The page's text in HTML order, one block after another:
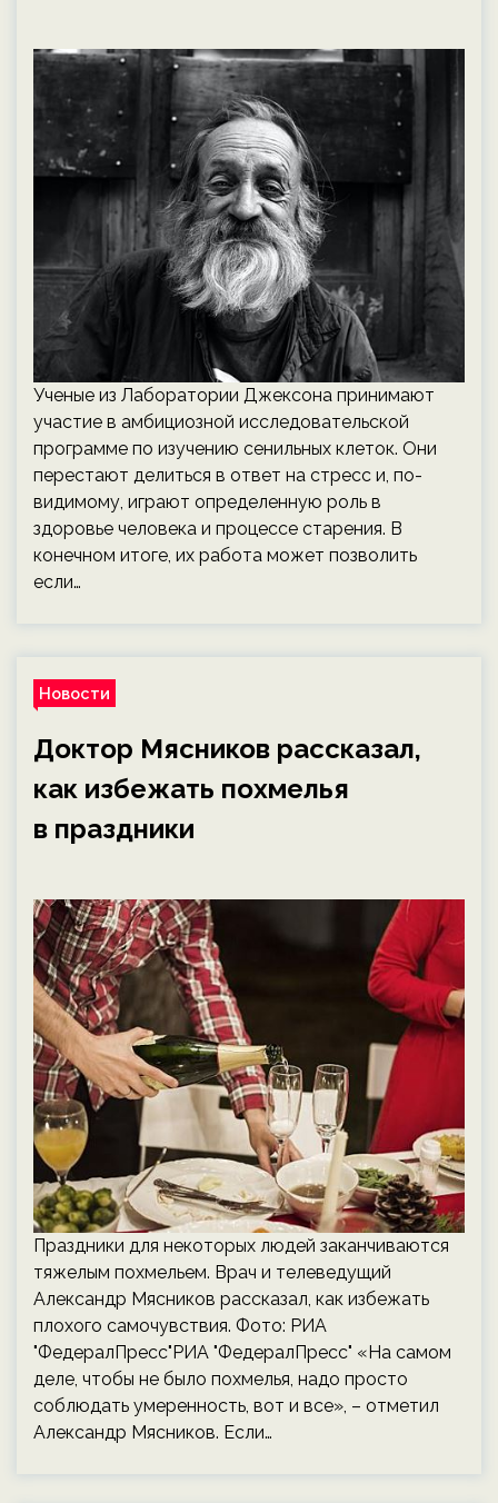
Ученые из Лаборатории Джексона принимают
участие в амбициозной исследовательской
программе по изучению сенильных клеток. Они
перестают делиться в ответ на стресс и, по-
видимому, играют определенную роль в
здоровье человека и процессе старения. В
конечном итоге, их работа может позволить
если…
Новости
Доктор Мясников рассказал,
как избежать похмелья
в праздники
Праздники для некоторых людей заканчиваются
тяжелым похмельем. Врач и телеведущий
Александр Мясников рассказал, как избежать
плохого самочувствия. Фото: РИА
"ФедералПресс"РИА "ФедералПресс" «На самом
деле, чтобы не было похмелья, надо просто
соблюдать умеренность, вот и все», – отметил
Александр Мясников. Если…